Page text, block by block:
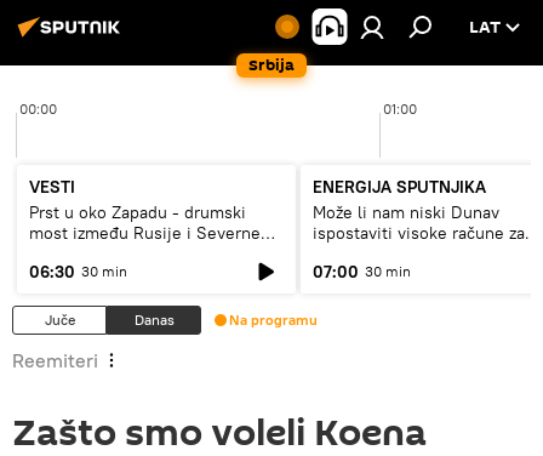
Srbija
LAT
00:00 01:00
VESTI
Prst u oko Zapadu - drumski
most između Rusije i Severne
06:30 30 min
ENERGIJA SPUTNJIKA
Može li nam niski Dunav
ispostaviti visoke račune za
07:00 30 min
Juče Danas Na programu
Reemiteri
Zašto smo voleli Koena